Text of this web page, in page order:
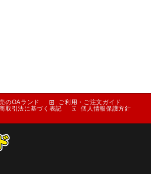
のOAランド
ご利用・ご注文ガイド
取引法に基づく表記
個人情報保護方針